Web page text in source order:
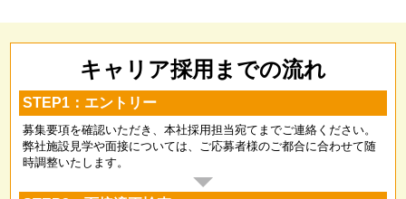
キャリア採用までの流れ
STEP1：エントリー
募集要項を確認いただき、本社採用担当宛てまでご連絡ください。
弊社施設見学や面接については、ご応募者様のご都合に合わせて随
時調整いたします。